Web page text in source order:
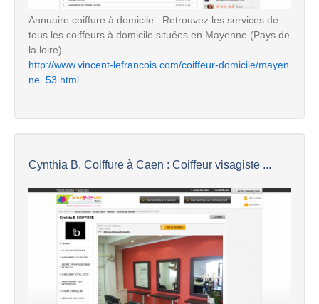
Annuaire coiffure à domicile : Retrouvez les services de
tous les coiffeurs à domicile situées en Mayenne (Pays de
la loire)
http://www.vincent-lefrancois.com/coiffeur-domicile/mayen
ne_53.html
Cynthia B. Coiffure à Caen : Coiffeur visagiste ...